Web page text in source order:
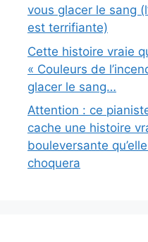
vous glacer le sang
est terrifiante)
Cette histoire vraie
« Couleurs de
glacer le sang…
Attention : ce
cache une histoire
bouleversante
choquera